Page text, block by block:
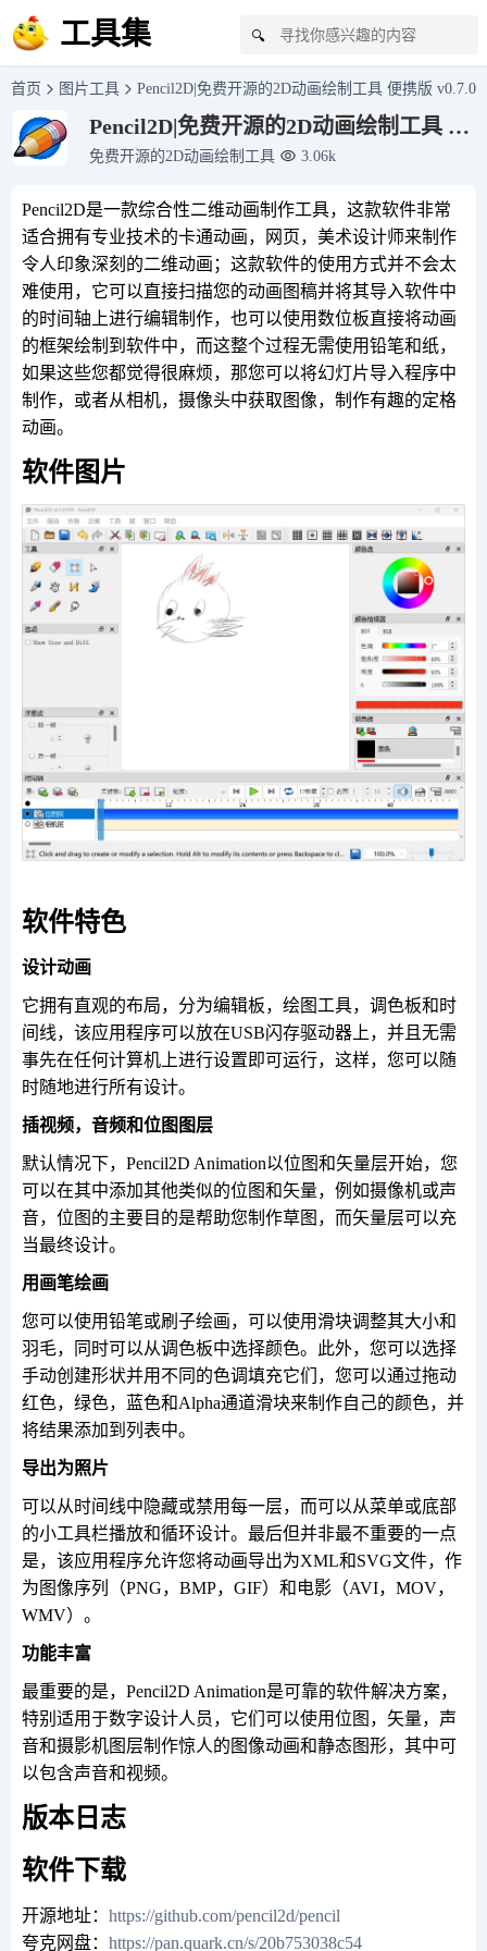
工具集 🔍
首页 图片工具 Pencil2D|免费开源的2D动画绘制工具 便携版 v0.7.0
Pencil2D|免费开源的2D动画绘制工具 便
携版 v0.7.0
免费开源的2D动画绘制工具 3.06k
Pencil2D是一款综合性二维动画制作工具，这款软件非常
适合拥有专业技术的卡通动画，网页，美术设计师来制作
令人印象深刻的二维动画；这款软件的使用方式并不会太
难使用，它可以直接扫描您的动画图稿并将其导入软件中
的时间轴上进行编辑制作，也可以使用数位板直接将动画
的框架绘制到软件中，而这整个过程无需使用铅笔和纸，
如果这些您都觉得很麻烦，那您可以将幻灯片导入程序中
制作，或者从相机，摄像头中获取图像，制作有趣的定格
动画。
软件图片
软件特色
设计动画
它拥有直观的布局，分为编辑板，绘图工具，调色板和时
间线，该应用程序可以放在USB闪存驱动器上，并且无需
事先在任何计算机上进行设置即可运行，这样，您可以随
时随地进行所有设计。
插视频，音频和位图图层
默认情况下，Pencil2D Animation以位图和矢量层开始，您
可以在其中添加其他类似的位图和矢量，例如摄像机或声
音，位图的主要目的是帮助您制作草图，而矢量层可以充
当最终设计。
用画笔绘画
您可以使用铅笔或刷子绘画，可以使用滑块调整其大小和
羽毛，同时可以从调色板中选择颜色。此外，您可以选择
手动创建形状并用不同的色调填充它们，您可以通过拖动
红色，绿色，蓝色和Alpha通道滑块来制作自己的颜色，并
将结果添加到列表中。
导出为照片
可以从时间线中隐藏或禁用每一层，而可以从菜单或底部
的小工具栏播放和循环设计。最后但并非最不重要的一点
是，该应用程序允许您将动画导出为XML和SVG文件，作
为图像序列（PNG，BMP，GIF）和电影（AVI，MOV，
WMV）。
功能丰富
最重要的是，Pencil2D Animation是可靠的软件解决方案，
特别适用于数字设计人员，它们可以使用位图，矢量，声
音和摄影机图层制作惊人的图像动画和静态图形，其中可
以包含声音和视频。
版本日志
软件下载
开源地址： https://github.com/pencil2d/pencil
夸克网盘： https://pan.quark.cn/s/20b753038c54